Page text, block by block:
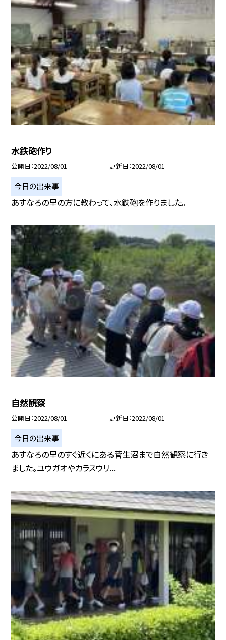
水鉄砲作り
公開日 2022/08/01 更新日 2022/08/01
今日の出来事
あすなろの里の方に教わって、水鉄砲を作りました。
自然観察
公開日 2022/08/01 更新日 2022/08/01
今日の出来事
あすなろの里のすぐ近くにある菅生沼まで自然観察に行き
ました。ユウガオやカラスウリ...